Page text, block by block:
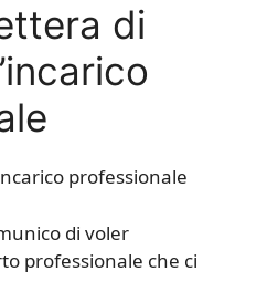
di
professionale
di voler
professionale che ci